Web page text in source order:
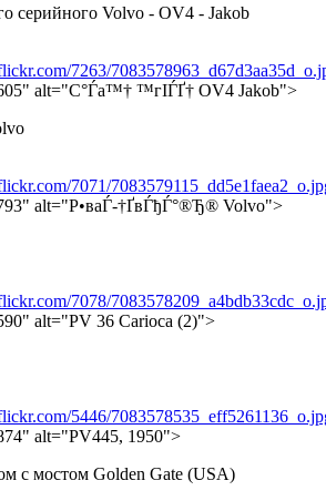
серийного Volvo - OV4 - Jakob
7263/
alt="С°Ѓа™† ™гІЃҐ† OV4 Jakob">
7071/
alt="Р•ваЃ-†ҐвЃђЃ°®Ђ® Volvo">
7078/
alt="PV 36 Carioca (2)">
5446/
alt="PV445, 1950">
с мостом Golden Gate (USA)